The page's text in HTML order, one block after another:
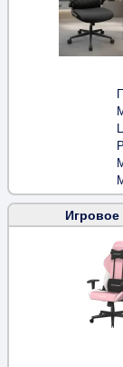
Игровое